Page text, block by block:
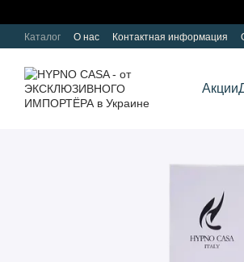
Каталог О нас Контактная информация
Акции